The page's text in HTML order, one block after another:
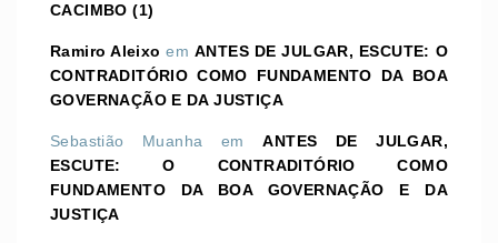
CACIMBO (1)
Ramiro Aleixo emANTES DE JULGAR, ESCUTE: O
CONTRADITÓRIO COMO FUNDAMENTO DA BOA
GOVERNAÇÃO E DA JUSTIÇA
Sebastião Muanha emANTES DE JULGAR,
ESCUTE: O CONTRADITÓRIO COMO
FUNDAMENTO DA BOA GOVERNAÇÃO E DA
JUSTIÇA